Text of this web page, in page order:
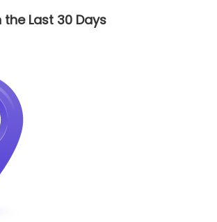
the Last 30 Days